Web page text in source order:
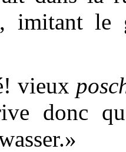
imitant
vieux
donc